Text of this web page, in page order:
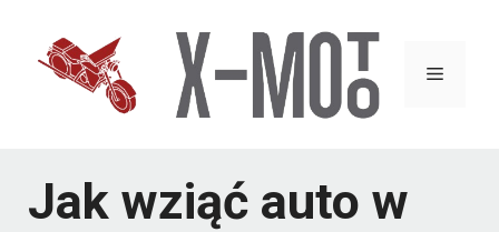
Menu
Jak wziąć auto w